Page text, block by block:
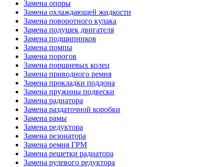
Замена опоры
Замена охлаждающей жидкости
Замена поворотного кулака
Замена подушек двигателя
Замена подшипников
Замена помпы
Замена порогов
Замена поршневых колец
Замена приводного ремня
Замена прокладки поддона
Замена пружины подвески
Замена радиатора
Замена раздаточной коробки
Замена рамы
Замена редуктора
Замена резонатора
Замена ремня ГРМ
Замена решетки радиатора
Замена рулевого редуктора